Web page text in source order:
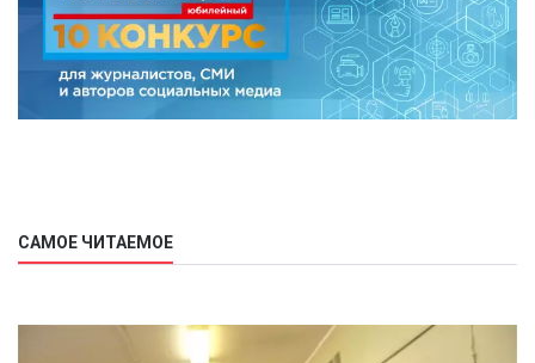
САМОЕ ЧИТАЕМОЕ